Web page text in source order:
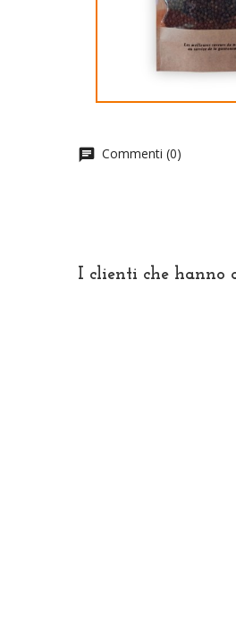
chat Commenti (0)
I clienti che hanno